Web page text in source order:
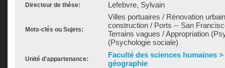
Directeur de thèse: Lefebvre, Sylvain
Mots-clés ou Sujets:
Villes portuaires / Rénovation
construction / Ports -- San
Terrains vagues / Appropriation
(Psychologie sociale)
Unité d'appartenance:
Faculté des sciences humaines
géographie